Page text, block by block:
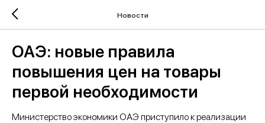
Новости
ОАЭ: новые правила
повышения цен на товары
первой необходимости
Министерство экономики ОАЭ приступило к реализации